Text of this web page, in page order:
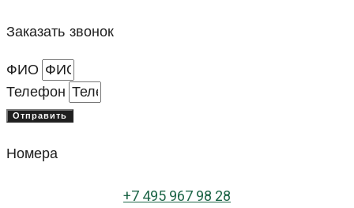
Заказать звонок
ФИО
Телефон
Отправить
Номера
+7 495 967 98 28